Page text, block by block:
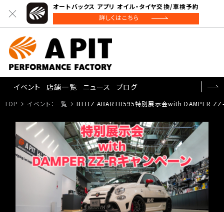
オートバックス アプリ オイル・タイヤ交換/車検予約
詳しくはこちら
イベント 店舗一覧 ニュース ブログ
TOP イベント：一覧 BLITZ ABARTH595特別展示会with DAMPER